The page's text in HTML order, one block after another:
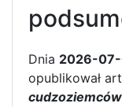
Dnia 2026-
opublikował